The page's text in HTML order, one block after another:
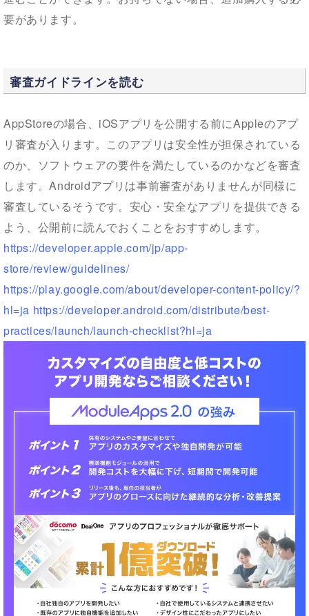
要があります。
審査ガイドラインを読む
AppStoreの場合、iOSアプリを公開する前にAppleのアプ
リ審査が入ります。このアプリは安全性が担保されている
のか、ソフトウェアの要件を満たしているのかなどを審査
します。Androidアプリは事前審査がありませんが同様に
審査しているそうです。安心・安全なアプリを提供できる
よう、公開前に読んでおくことをおすすめします。
https://developer.apple.com/jp/app-
store/review/guidelines/
https://play.google.com/about/developer-content-policy/?
hl=ja https://developer.android.com/distribute/best-
practices/launch/launch-checklist?hl=ja